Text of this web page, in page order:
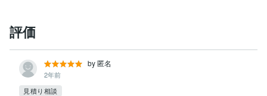
評価
by 匿名
2年前
見積り相談